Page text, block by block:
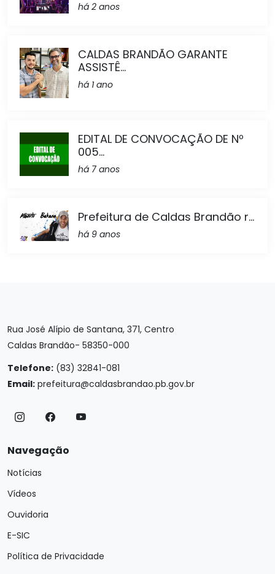
há 2 anos
CALDAS BRANDÃO GARANTE
ASSISTÊ...
há 1 ano
EDITAL DE CONVOCAÇÃO DE Nº
005...
há 7 anos
Prefeitura de Caldas Brandão r...
há 9 anos
Rua José Alípio de Santana, 371, Centro
Caldas Brandão- 58350-000
Telefone: (83) 32841-081
Email: prefeitura@caldasbrandao.pb.gov.br
Navegação
Notícias
Vídeos
Ouvidoria
E-SIC
Política de Privacidade